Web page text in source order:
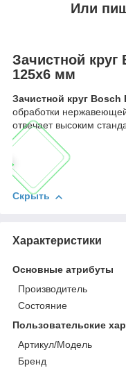
Или
Зачистной
125x6 мм
Зачистной круг
обработки
отвечает высоким
Скрыть
Характеристики
Основные атрибуты
Производитель
Состояние
Пользовательские
Артикул/Модель
Бренд